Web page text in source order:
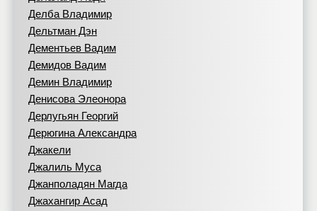
Делба Владимир
Дельтман Дэн
Дементьев Вадим
Демидов Вадим
Демин Владимир
Денисова Элеонора
Дерлугьян Георгий
Дерюгина Александра
Джакели
Джалиль Муса
Джанполадян Магда
Джахангир Асад